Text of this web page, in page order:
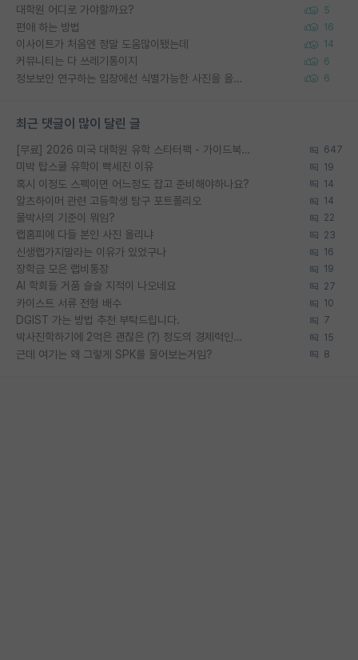
대학원 어디로 가야할까요? 5
편애 하는 방법 16
이사이트가 처음엔 정말 도움많이됐는데 14
커뮤니티는 다 쓰레기통이지 6
정보보안 연구하는 입장에선 식별가능한 사진을 올리는건 비추이긴함 6
최근 댓글이 많이 달린 글
[무료] 2026 미국 대학원 유학 스타터팩 - 가이드북 & 합격자 컨택메일 템플릿 647
미박 탑스쿨 유학이 빡세진 이유 19
혹시 이정도 스펙이면 어느정도 잡고 준비해야하나요? 14
알츠하이머 관련 고등학생 탐구 포트폴리오 14
물박사의 기준이 뭐임? 22
랩홈피에 다들 본인 사진 올리냐 23
신생랩가지말라는 이유가 있었구나 16
장학금 모은 랩비통장 19
AI 학회들 거품 슬슬 지적이 나오네요 27
카이스트 서류 전형 배수 10
DGIST 가는 방법 추천 부탁드립니다. 7
박사진학하기에 2억은 괜찮은 (?) 정도의 경제력인가요 15
근데 여기는 왜 그렇게 SPK를 물어보는거임? 8